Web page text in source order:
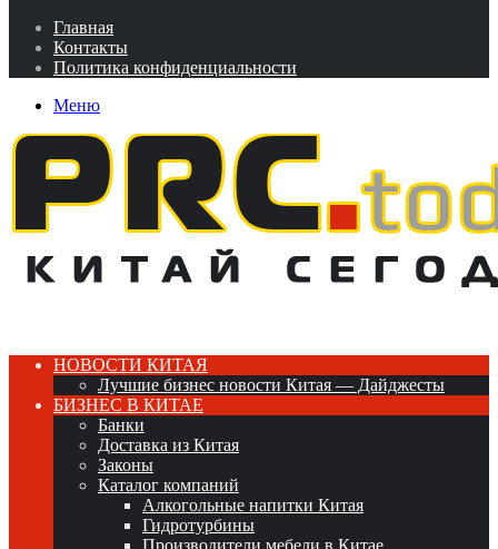
Главная
Контакты
Политика конфиденциальности
Меню
НОВОСТИ КИТАЯ
Лучшие бизнес новости Китая — Дайджесты
БИЗНЕС В КИТАЕ
Банки
Доставка из Китая
Законы
Каталог компаний
Алкогольные напитки Китая
Гидротурбины
Производители мебели в Китае